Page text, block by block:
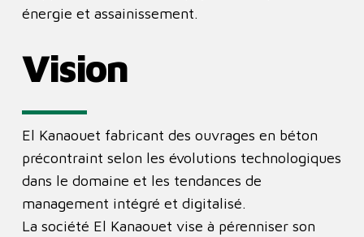
énergie et assainissement.
Vision
El Kanaouet fabricant des ouvrages en béton
précontraint selon les évolutions technologiques
dans le domaine et les tendances de
management intégré et digitalisé.
La société El Kanaouet vise à pérenniser son